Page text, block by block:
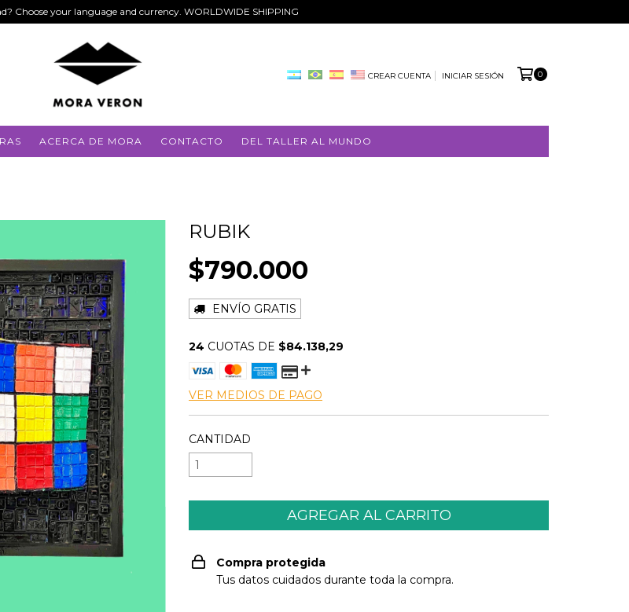
Choose your language and currency. WORLDWIDE SHIPPING
CREAR CUENTA INICIAR SESIÓN 0
ACERCA DE MORA CONTACTO DEL TALLER AL MUNDO
RUBIK
$790.000
ENVÍO GRATIS
24 CUOTAS DE $84.138,29
VER MEDIOS DE PAGO
CANTIDAD
Compra protegida
Tus datos cuidados durante toda la compra.